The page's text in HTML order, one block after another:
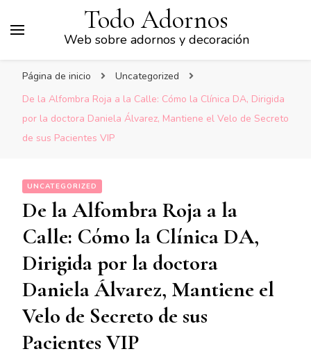
Todo Adornos
Web sobre adornos y decoración
Página de inicio
Uncategorized
De la Alfombra Roja a la Calle: Cómo la Clínica DA, Dirigida
por la doctora Daniela Álvarez, Mantiene el Velo de Secreto
de sus Pacientes VIP
UNCATEGORIZED
De la Alfombra Roja a la
Calle: Cómo la Clínica DA,
Dirigida por la doctora
Daniela Álvarez, Mantiene el
Velo de Secreto de sus
Pacientes VIP